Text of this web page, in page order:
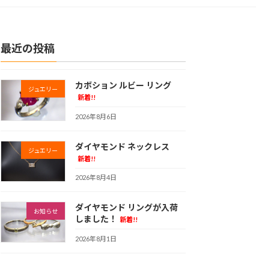
最近の投稿
ジュエリー カボション ルビー リング
新着!!
2026年8月6日
ジュエリー ダイヤモンド ネックレス
新着!!
2026年8月4日
お知らせ
ダイヤモンド リングが入荷
しました！
新着!!
2026年8月1日